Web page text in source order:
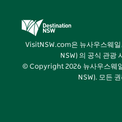
뉴사우스웨일즈주관광청
어 센터
비비드 시드니(Vivid
VisitNSW.com은 뉴사우스웨
NSW) 의 공식 관광
© Copyright 2026 뉴사우스웨
NSW). 모든